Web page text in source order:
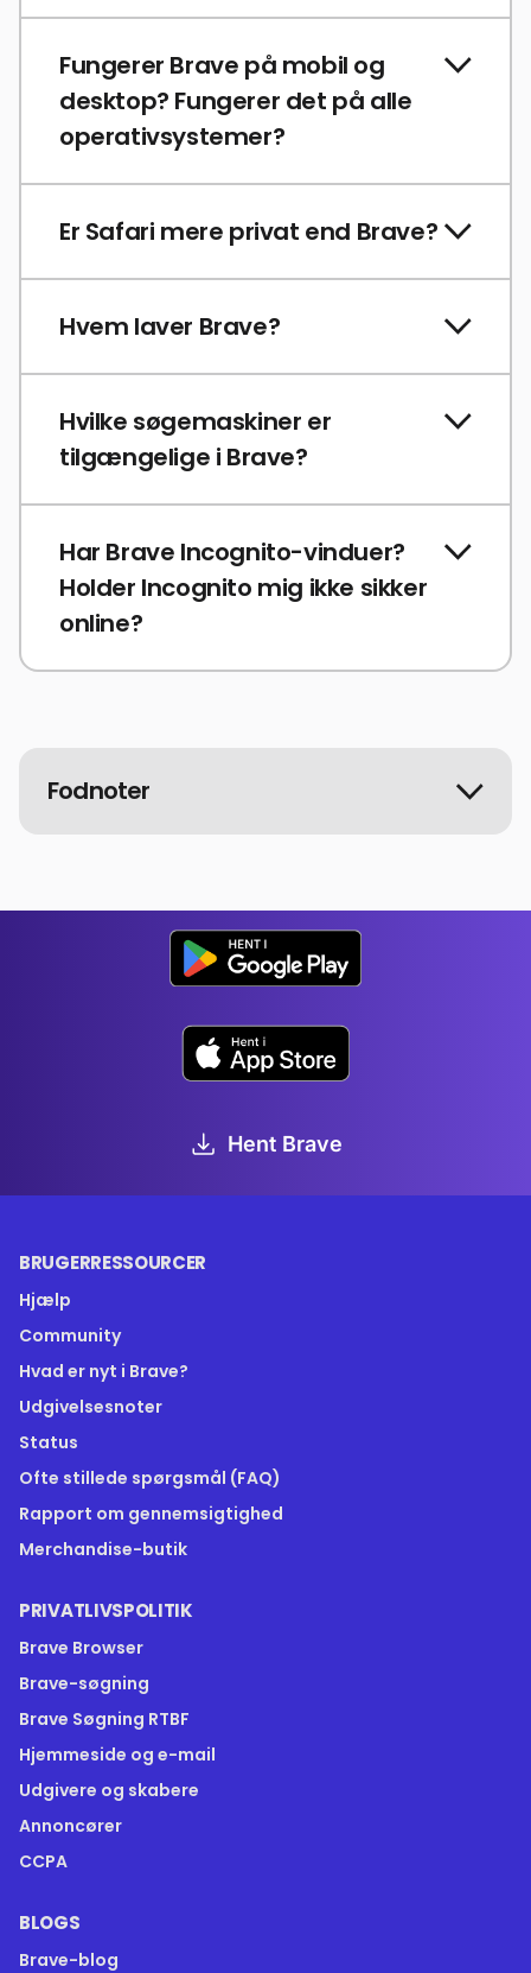
Fungerer Brave på mobil og
desktop? Fungerer det på alle
operativsystemer?
Er Safari mere privat end Brave?
Hvem laver Brave?
Hvilke søgemaskiner er
tilgængelige i Brave?
Har Brave Incognito-vinduer?
Holder Incognito mig ikke sikker
online?
Fodnoter
Hent Brave
BRUGERRESSOURCER
Hjælp
Community
Hvad er nyt i Brave?
Udgivelsesnoter
Status
Ofte stillede spørgsmål (FAQ)
Rapport om gennemsigtighed
Merchandise-butik
PRIVATLIVSPOLITIK
Brave Browser
Brave-søgning
Brave Søgning RTBF
Hjemmeside og e-mail
Udgivere og skabere
Annoncører
CCPA
BLOGS
Brave-blog